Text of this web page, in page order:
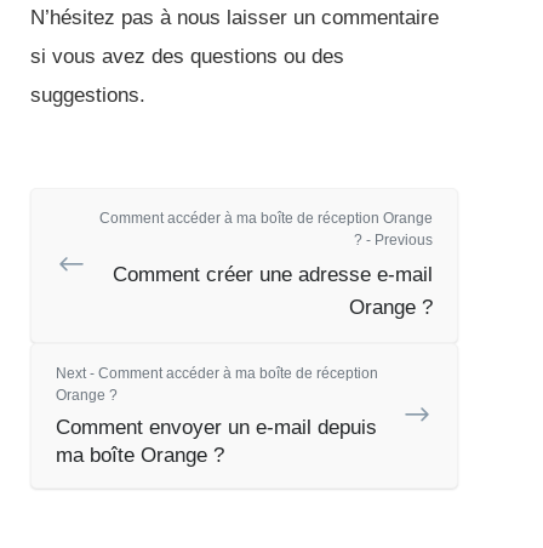
N’hésitez pas à nous laisser un commentaire
si vous avez des questions ou des
suggestions.
Comment accéder à ma boîte de réception Orange
? - Previous
Comment créer une adresse e-mail
Orange ?
Next - Comment accéder à ma boîte de réception
Orange ?
Comment envoyer un e-mail depuis
ma boîte Orange ?